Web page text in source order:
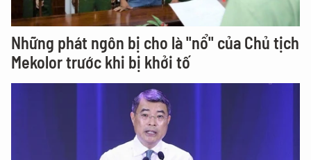
Những phát ngôn bị cho là "nổ" của Chủ tịch
Mekolor trước khi bị khởi tố